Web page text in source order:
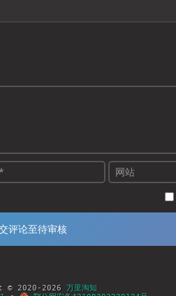
© 2020-2026 万里淘知